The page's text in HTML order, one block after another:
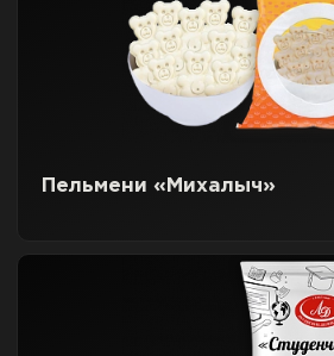
Пельмени «Михалыч»